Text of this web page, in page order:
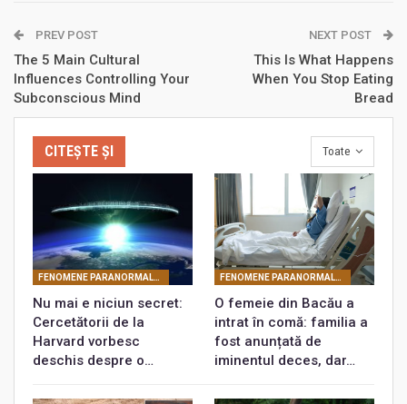
PREV POST
The 5 Main Cultural
Influences Controlling Your
Subconscious Mind
NEXT POST
This Is What Happens
When You Stop Eating
Bread
Toate
CITEȘTE ȘI
FENOMENE PARANORMALE ŞI MISTERE
Nu mai e niciun secret:
Cercetătorii de la
Harvard vorbesc
deschis despre o…
FENOMENE PARANORMALE ŞI MISTERE
O femeie din Bacău a
intrat în comă: familia a
fost anunțată de
iminentul deces, dar…